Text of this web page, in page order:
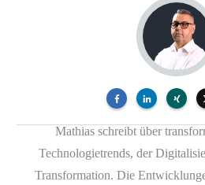
Mathias schreibt über
Technologietrends, der
Transformation. Die